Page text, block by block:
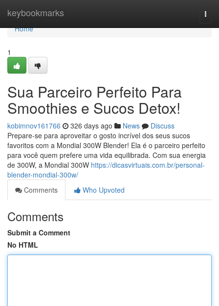
keybookmarks
Home
Home
1
Sua Parceiro Perfeito Para
Smoothies e Sucos Detox!
kobimnov161766 326 days ago News
Discuss
Prepare-se para aproveitar o gosto incrível dos seus sucos
favoritos com a Mondial 300W Blender! Ela é o parceiro perfeito
para você quem prefere uma vida equilibrada. Com sua energia
de 300W, a Mondial 300W https://dicasvirtuais.com.br/personal-
blender-mondial-300w/
Comments
Who Upvoted
Comments
Submit a Comment
No HTML